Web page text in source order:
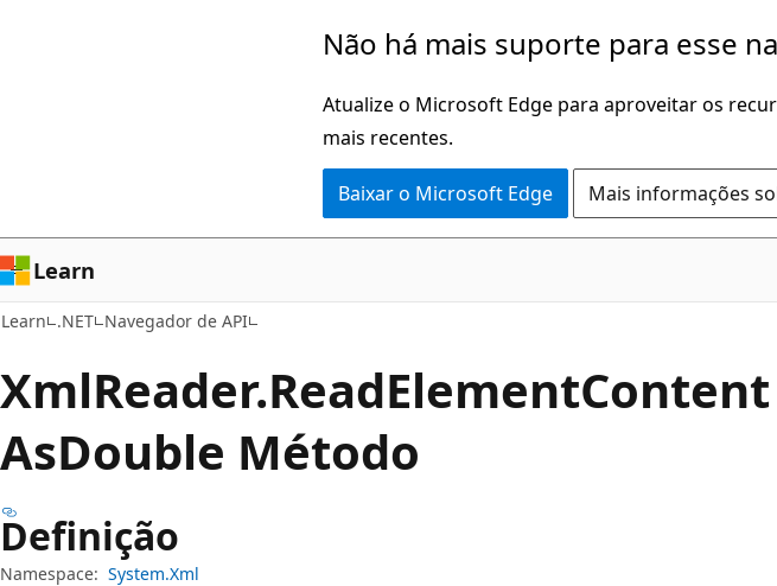
na
página
Não há mais suporte para esse
Atualize o Microsoft Edge para aproveitar os
mais recentes.
Baixar o Microsoft Edge Mais informações
Learn
Learn .NET Navegador de API
XmlReader.ReadElementContent
AsDouble Método
Definição
Namespace: System.Xml